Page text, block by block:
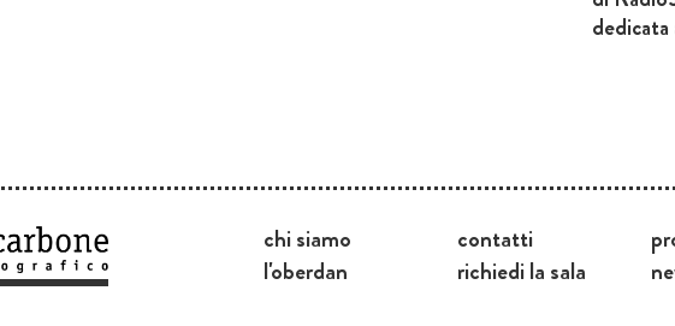
chi siamo
l'oberdan
contatti
richiedi la sala